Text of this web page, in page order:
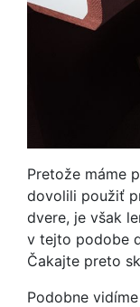
Pretože máme
dovolili použiť
dvere, je však
v tejto podobe
Čakajte preto
Podobne